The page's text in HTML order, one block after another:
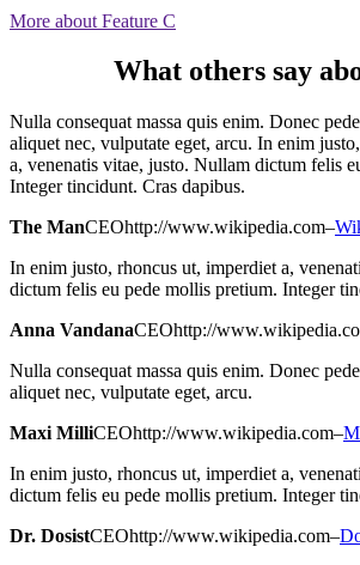
More about Feature C
What others say
Nulla consequat massa quis enim. Donec
aliquet nec, vulputate eget, arcu. In enim
a, venenatis vitae, justo. Nullam dictum felis
Integer tincidunt. Cras dapibus.
The ManCEOhttp://www.wikipedia.com–
In enim justo, rhoncus ut, imperdiet a,
dictum felis eu pede mollis pretium. Integer
Anna VandanaCEOhttp://
Nulla consequat massa quis enim. Donec
aliquet nec, vulputate eget, arcu.
Maxi MilliCEOhttp://www.wikipedia.com–
In enim justo, rhoncus ut, imperdiet a,
dictum felis eu pede mollis pretium. Integer
Dr. DosistCEOhttp://www.wikipedia.com–